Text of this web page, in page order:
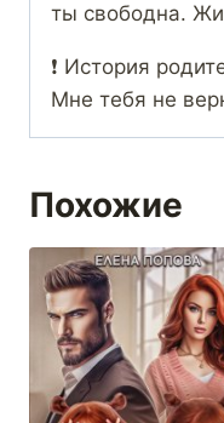
ты свободна.
❗ История
Мне тебя не
Похожие